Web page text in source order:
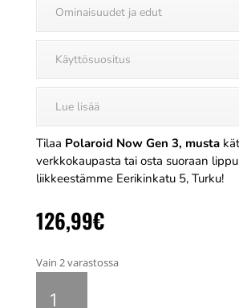
Ominaisuudet ja edut
Käyttösuositus
Lue lisää
Tilaa Polaroid Now Gen 3, musta
verkkokaupasta tai osta suoraan
liikkeestämme Eerikinkatu 5, Turku!
126,99€
Vain 2 varastossa
Now